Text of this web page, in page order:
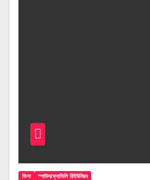
ভিসা স্পাউস/ফ্যামিলি রিইউনিয়ন